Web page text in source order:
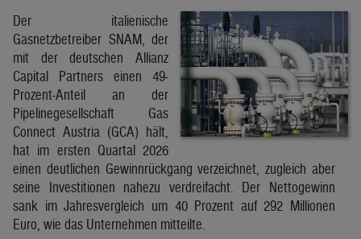
Der italienische
Gasnetzbetreiber SNAM, der
mit der deutschen Allianz
Capital Partners einen 49-
Prozent-Anteil an der
Pipelinegesellschaft Gas
Connect Austria (GCA) hält,
hat im ersten Quartal 2026
einen deutlichen Gewinnrückgang verzeichnet, zugleich aber
seine Investitionen nahezu verdreifacht. Der Nettogewinn
sank im Jahresvergleich um 40 Prozent auf 292 Millionen
Euro, wie das Unternehmen mitteilte.